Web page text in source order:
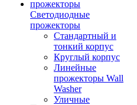
Светодиодные
прожекторы
Стандартный и
тонкий корпус
Круглый корпус
Линейные
прожекторы Wall
Washer
Уличные